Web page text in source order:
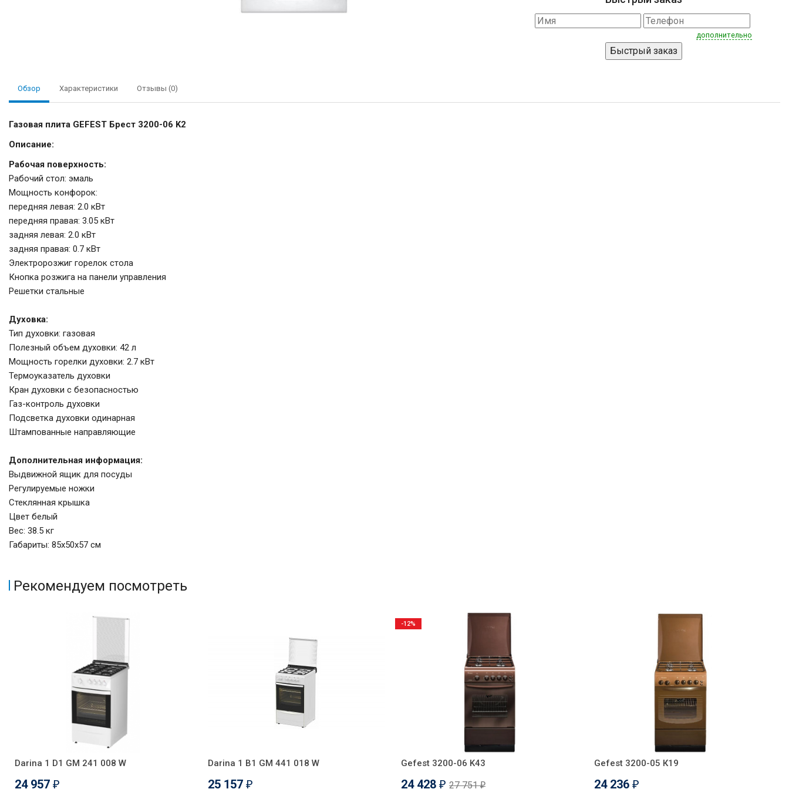
дополнительно
Обзор Характеристики Отзывы (0)
Газовая плита GEFEST Брест 3200-06 K2
Описание:
Рабочая поверхность:
Рабочий стол: эмаль
Мощность конфорок:
передняя левая: 2.0 кВт
передняя правая: 3.05 кВт
задняя левая: 2.0 кВт
задняя правая: 0.7 кВт
Электророзжиг горелок стола
Кнопка розжига на панели управления
Решетки стальные
Духовка:
Тип духовки: газовая
Полезный объем духовки: 42 л
Мощность горелки духовки: 2.7 кВт
Термоуказатель духовки
Кран духовки с безопасностью
Газ-контроль духовки
Подсветка духовки одинарная
Штампованные направляющие
Дополнительная информация:
Выдвижной ящик для посуды
Регулируемые ножки
Стеклянная крышка
Цвет белый
Вес: 38.5 кг
Габариты: 85х50х57 см
Рекомендуем посмотреть
Darina 1 D1 GM 241 008 W
24 957 ₽
Darina 1 B1 GM 441 018 W
25 157 ₽
Gefest 3200-06 K43
24 428 ₽ 27 751₽
-12%
Gefest 3200-05 К19
24 236 ₽